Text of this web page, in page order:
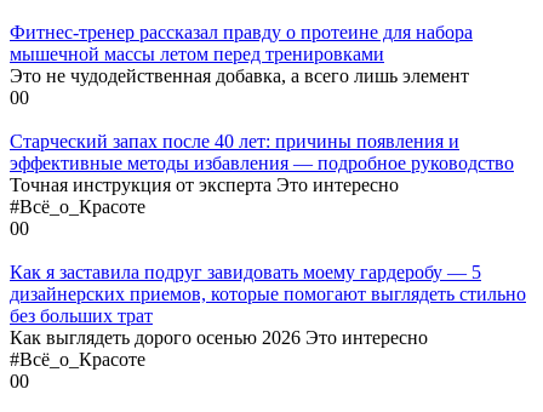
Фитнес-тренер рассказал правду о протеине для набора
мышечной массы летом перед тренировками
Это не чудодейственная добавка, а всего лишь элемент
00
Старческий запах после 40 лет: причины появления и
эффективные методы избавления — подробное руководство
Точная инструкция от эксперта Это интересно
#Всё_о_Красоте
00
Как я заставила подруг завидовать моему гардеробу — 5
дизайнерских приемов, которые помогают выглядеть стильно
без больших трат
Как выглядеть дорого осенью 2026 Это интересно
#Всё_о_Красоте
00